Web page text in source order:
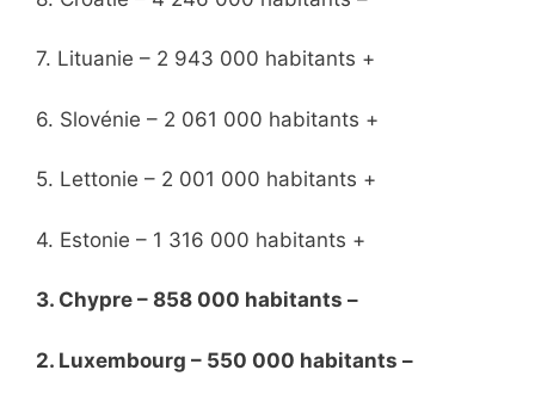
7. Lituanie – 2 943 000 habitants +
6. Slovénie – 2 061 000 habitants +
5. Lettonie – 2 001 000 habitants +
4. Estonie – 1 316 000 habitants +
3. Chypre – 858 000 habitants –
2. Luxembourg – 550 000 habitants –